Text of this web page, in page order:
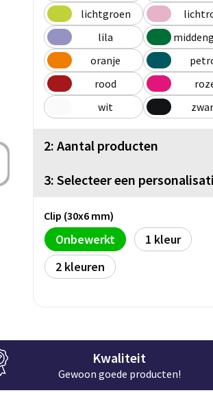
lichtgroen
lila
oranje
rood
wit
2: Aantal producten
3: Selecteer een
Clip (30x6 mm)
Onbewerkt
1
2
Kwaliteit
Gewoon goede producten!